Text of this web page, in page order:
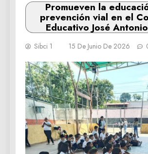
Promueven la
prevención vial en el
Educativo José
Sibci 1 15 De Junio De 2026